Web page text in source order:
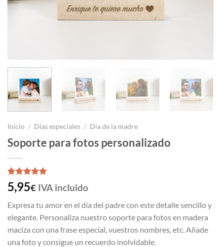
Inicio / Días especiales / Día de la madre
Soporte para fotos personalizado
Valorado
con5de 5
1
valoración
de un
cliente
5,95€ IVA incluido
Expresa tu amor en el día del padre con este detalle sencillo y
elegante. Personaliza nuestro soporte para fotos en madera
maciza con una frase especial, vuestros nombres, etc. Añade
una foto y consigue un recuerdo inolvidable.